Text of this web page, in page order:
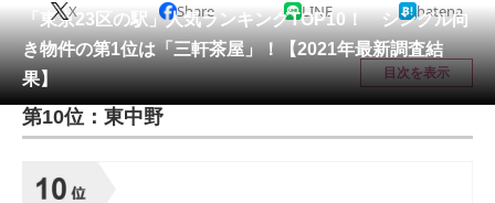
会員記事
メディア
注目記事を集めた総合ページ
「東京23区の駅」人気ランキングTOP10！ シングル向
き物件の第1位は「三軒茶屋」！【2021年最新調査結
果】
X Share LINE hatena
目次を表示
第10位：東中野